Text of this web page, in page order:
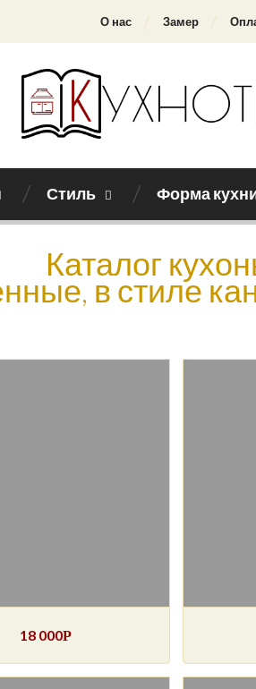
О нас Замер
Стиль Форма
Каталог
в стиле
18 000Р